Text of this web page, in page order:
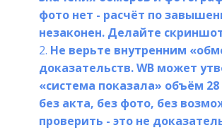
фото нет - расчёт по
незаконен. Делайте
Не верьте внутренним
доказательств. WB может
«система показала» объём
без акта, без фото, без
проверить - это не